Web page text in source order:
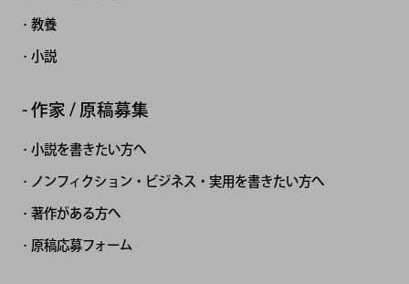
教養
小説
作家 / 原稿募集
小説を書きたい方へ
ノンフィクション・ビジネス・実用を書きたい方へ
著作がある方へ
原稿応募フォーム